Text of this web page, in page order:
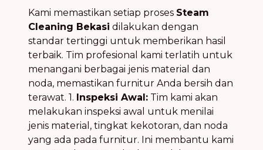
Kami memastikan setiap proses Steam
Cleaning Bekasi dilakukan dengan
standar tertinggi untuk memberikan hasil
terbaik. Tim profesional kami terlatih untuk
menangani berbagai jenis material dan
noda, memastikan furnitur Anda bersih dan
terawat. 1. Inspeksi Awal: Tim kami akan
melakukan inspeksi awal untuk menilai
jenis material, tingkat kekotoran, dan noda
yang ada pada furnitur. Ini membantu kami